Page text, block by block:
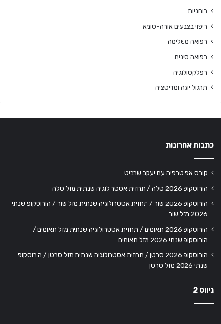
רוחניות
ריפוי בצבעים אורה-סומא
רפואה משלימה
רפואה סינית
רפלקסולוגיה
תרגול יוגה ומדיטציה
כתבות אחרונות
קורס אפיטרפיה עם יעקב שרביט
הורוסקופ 2026 טלה / תחזית אסטרולוגיה שנתית מזל טלה
הורוסקופ 2026 שור / תחזית אסטרולוגיה שנתית מזל שור / הורוסקופ שנתי
2026 מזל שור
הורוסקופ 2026 תאומים / תחזית אסטרולוגיה שנתית מזל תאומים /
הורוסקופ שנתי 2026 מזל תאומים
הורוסקופ 2026 סרטן / תחזית אסטרולוגיה שנתית מזל סרטן / הורוסקופ
שנתי 2026 מזל סרטן
ניווט 2